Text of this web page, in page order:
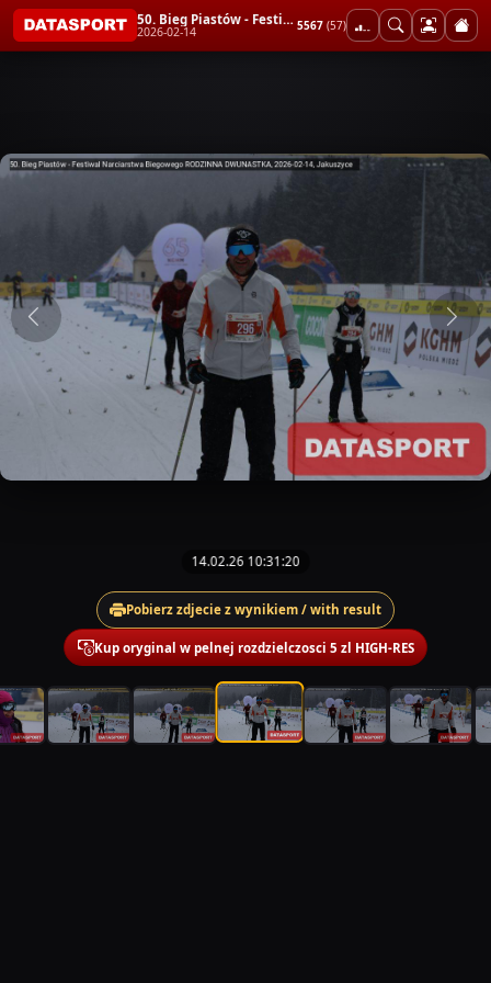
50. Bieg Piastów - Festiwal Narciarstwa Biegowego RODZINNA DWUNASTKA
2026-02-14 5567 (57)
14.02.26 10:31:20
Pobierz zdjecie z wynikiem / with result
Kup oryginal w pelnej rozdzielczosci 5 zl HIGH-RES